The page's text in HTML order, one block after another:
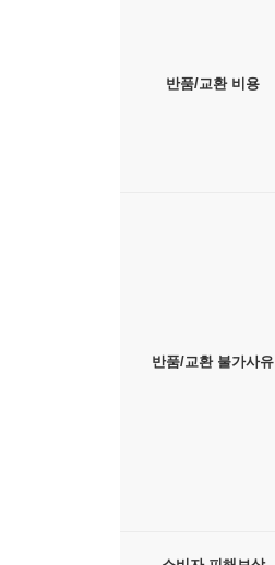
반품/교환 비용
반품/교환 불가사유